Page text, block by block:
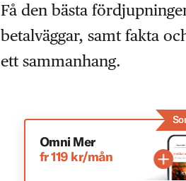
Få den bästa
betalväggar, samt fakta
ett sammanhang.
Omni Mer
fr 119 kr/mån